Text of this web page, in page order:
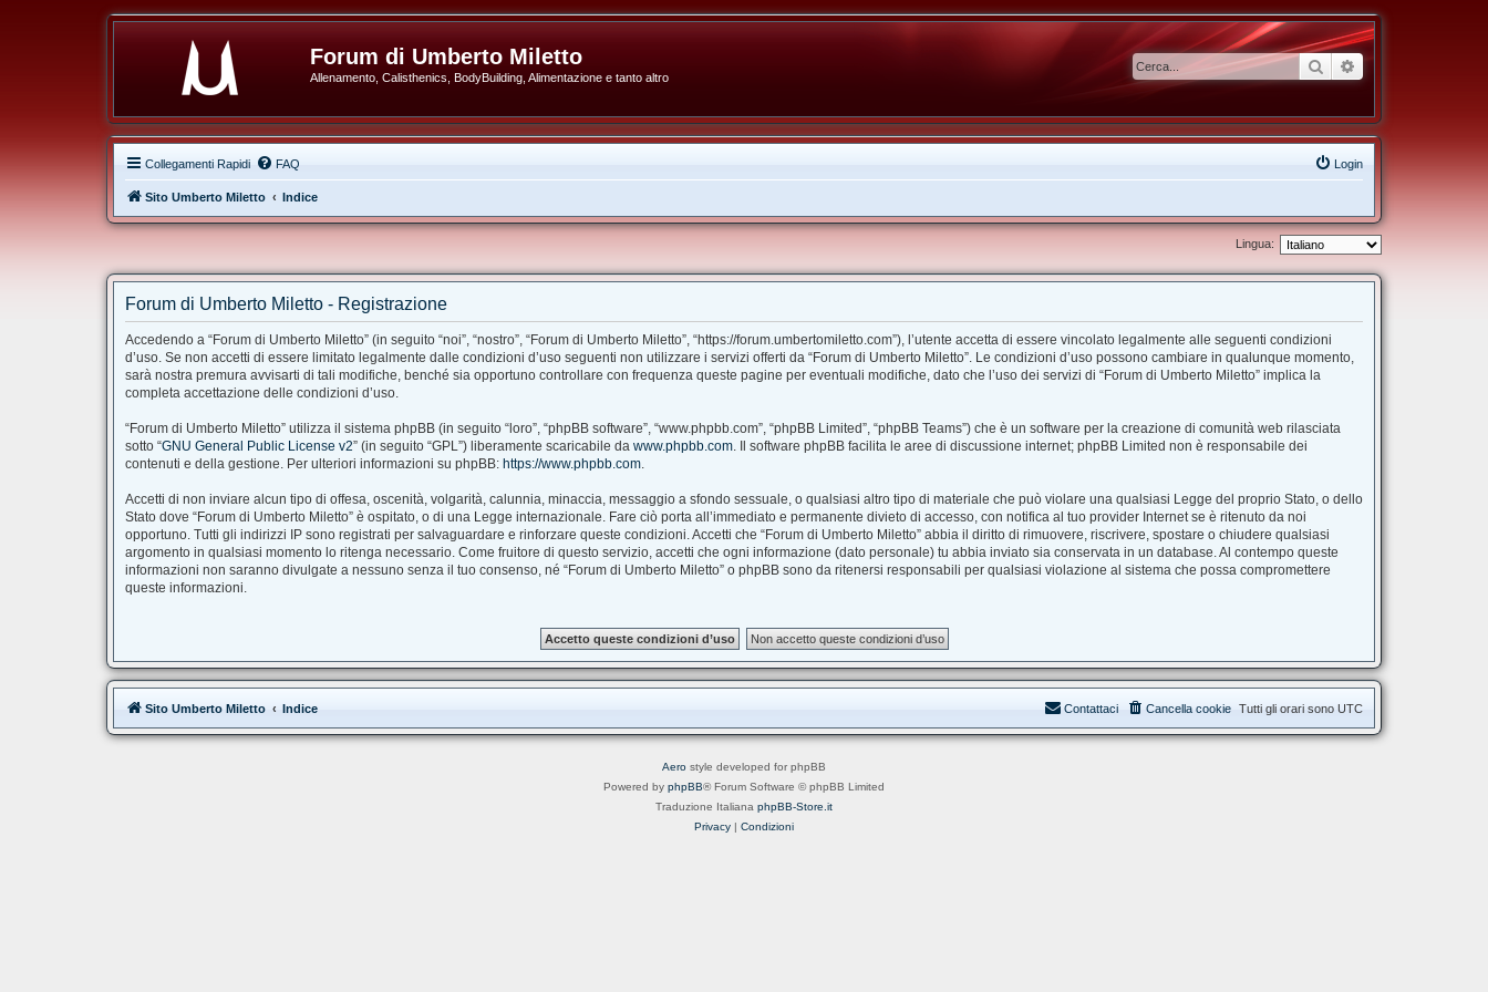
Forum di Umberto Miletto
Allenamento, Calisthenics, BodyBuilding, Alimentazione e tanto altro
Cerca Ricerca avanzata
Collegamenti Rapidi FAQ Login
Sito Umberto Miletto Indice
Lingua:
Forum di Umberto Miletto - Registrazione
Accedendo a “Forum di Umberto Miletto” (in seguito “noi”, “nostro”, “Forum di Umberto Miletto”, “https://forum.umbertomiletto.com”), l’utente accetta di essere vincolato legalmente alle seguenti condizioni
d’uso. Se non accetti di essere limitato legalmente dalle condizioni d’uso seguenti non utilizzare i servizi offerti da “Forum di Umberto Miletto”. Le condizioni d’uso possono cambiare in qualunque momento,
sarà nostra premura avvisarti di tali modifiche, benché sia opportuno controllare con frequenza queste pagine per eventuali modifiche, dato che l’uso dei servizi di “Forum di Umberto Miletto” implica la
completa accettazione delle condizioni d’uso.
“Forum di Umberto Miletto” utilizza il sistema phpBB (in seguito “loro”, “phpBB software”, “www.phpbb.com”, “phpBB Limited”, “phpBB Teams”) che è un software per la creazione di comunità web rilasciata
sotto “GNU General Public License v2” (in seguito “GPL”) liberamente scaricabile da www.phpbb.com . Il software phpBB facilita le aree di discussione internet; phpBB Limited non è responsabile dei
contenuti e della gestione. Per ulteriori informazioni su phpBB: https://www.phpbb.com
Accetti di non inviare alcun tipo di offesa, oscenità, volgarità, calunnia, minaccia, messaggio a sfondo sessuale, o qualsiasi altro tipo di materiale che può violare una qualsiasi Legge del proprio Stato, o dello
Stato dove “Forum di Umberto Miletto” è ospitato, o di una Legge internazionale. Fare ciò porta all’immediato e permanente divieto di accesso, con notifica al tuo provider Internet se è ritenuto da noi
opportuno. Tutti gli indirizzi IP sono registrati per salvaguardare e rinforzare queste condizioni. Accetti che “Forum di Umberto Miletto” abbia il diritto di rimuovere, riscrivere, spostare o chiudere qualsiasi
argomento in qualsiasi momento lo ritenga necessario. Come fruitore di questo servizio, accetti che ogni informazione (dato personale) tu abbia inviato sia conservata in un database. Al contempo queste
informazioni non saranno divulgate a nessuno senza il tuo consenso, né “Forum di Umberto Miletto” o phpBB sono da ritenersi responsabili per qualsiasi violazione al sistema che possa compromettere
queste informazioni.
Sito Umberto Miletto Indice Tutti gli orari sono UTC
Cancella cookie
Contattaci
Aero style developed for phpBB
Powered by phpBB® Forum Software © phpBB Limited
Traduzione Italiana phpBB-Store.it
Privacy | Condizioni